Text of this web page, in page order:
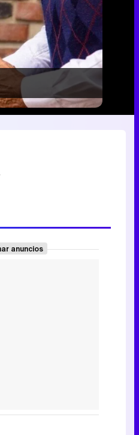
anuncios